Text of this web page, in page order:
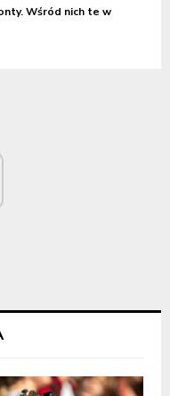
Wśród nich te w